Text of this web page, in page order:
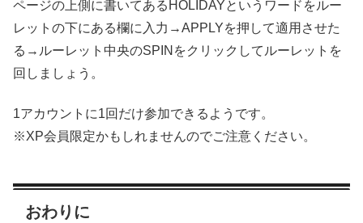
ページの上側に書いてあるHOLIDAYというワードをルー
レットの下にある欄に入力→APPLYを押して適用させた
る→ルーレット中央のSPINをクリックしてルーレットを
回しましょう。
1アカウントに1回だけ参加できるようです。
※XP会員限定かもしれませんのでご注意ください。
おわりに